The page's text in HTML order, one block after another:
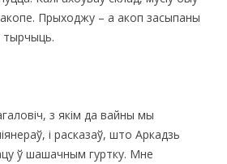
акопе. Прыходжу – а акоп засыпаны
тырчыць.
з якім да вайны мы
і расказаў, што Аркадзь
ў шашачным гуртку. Мне